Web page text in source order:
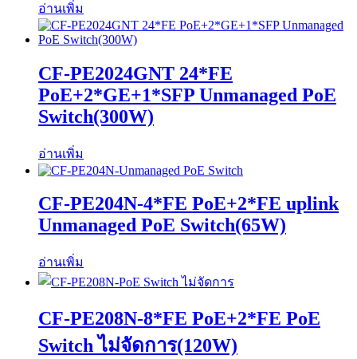
อ่านเพิ่ม
CF-PE2024GNT 24*FE
PoE+2*GE+1*SFP Unmanaged PoE
Switch(300W)
อ่านเพิ่ม
CF-PE204N-4*FE PoE+2*FE uplink
Unmanaged PoE Switch(65W)
อ่านเพิ่ม
CF-PE208N-8*FE PoE+2*FE PoE
Switch ไม่จัดการ(120W)